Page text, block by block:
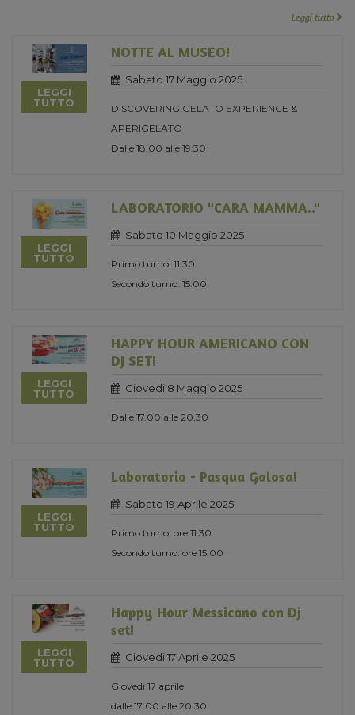
Leggi tutto
LEGGI
TUTTO
NOTTE AL MUSEO!
Sabato 17 Maggio 2025
DISCOVERING GELATO EXPERIENCE &
APERIGELATO
Dalle 18:00 alle 19:30
LEGGI
TUTTO
LABORATORIO "CARA MAMMA.."
Sabato 10 Maggio 2025
Primo turno: 11.30
Secondo turno: 15.00
LEGGI
TUTTO
HAPPY HOUR AMERICANO CON
DJ SET!
Giovedi 8 Maggio 2025
Dalle 17.00 alle 20.30
LEGGI
TUTTO
Laboratorio - Pasqua Golosa!
Sabato 19 Aprile 2025
Primo turno: ore 11.30
Secondo turno: ore 15.00
LEGGI
TUTTO
Happy Hour Messicano con Dj
set!
Giovedi 17 Aprile 2025
Giovedì 17 aprile
dalle 17:00 alle 20:30